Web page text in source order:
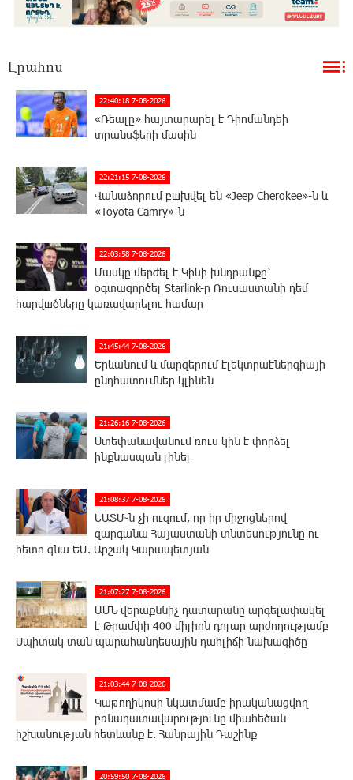
Լրահոս
22:40:18 7-08-2026
«Ռեալը» հայտարարել է Դիոմանդեի
տրանսֆերի մասին
22:21:15 7-08-2026
Վանաձորում բшխվել են «Jeep Cherokee»-ն և
«Toyota Camry»-ն
22:03:58 7-08-2026
Մասկը մերժել է Կիևի խնդրանքը՝
օգտագործել Starlink-ը Ռուսաստանի դեմ
հարվшծները կառավարելու համար
21:45:44 7-08-2026
Երևանում և մարզերում էլեկտրաէներգիայի
ընդհատումներ կլինեն
21:26:16 7-08-2026
Ստեփանավանում ռուս կին է փորձել
ինքնասպան լինել
21:08:37 7-08-2026
ԵԱՏՄ֊ն չի ուզում, որ իր միջոցներով
զարգանա Հայաստանի տնտեսությունը ու
հետո գնա ԵՄ. Արշակ Կարապետյան
21:07:27 7-08-2026
ԱՄՆ վերաքննիչ դատարանը արգելափակել
է Թրամփի 400 միլիոն դոլար արժողությամբ
Սպիտակ տան պարահանդեսային դահլիճի նախագիծը
21:03:44 7-08-2026
Կաթողիկոսի նկատմամբ իրականացվող
բռնադատավարությունը միահեծան
իշխանության հետևանք է. Հանրային Դաշինք
20:59:50 7-08-2026